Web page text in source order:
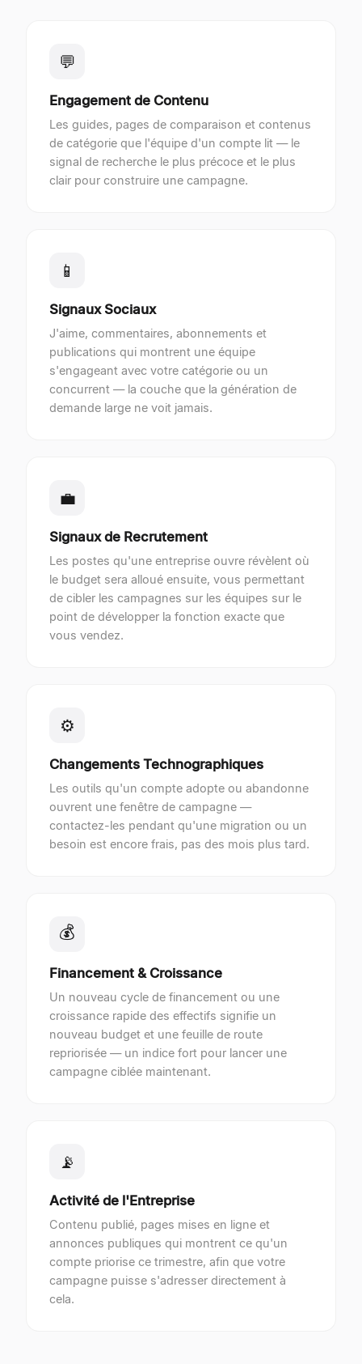
💬
Engagement de Contenu
Les guides, pages de comparaison et contenus
de catégorie que l'équipe d'un compte lit — le
signal de recherche le plus précoce et le plus
clair pour construire une campagne.
📱
Signaux Sociaux
J'aime, commentaires, abonnements et
publications qui montrent une équipe
s'engageant avec votre catégorie ou un
concurrent — la couche que la génération de
demande large ne voit jamais.
💼
Signaux de Recrutement
Les postes qu'une entreprise ouvre révèlent où
le budget sera alloué ensuite, vous permettant
de cibler les campagnes sur les équipes sur le
point de développer la fonction exacte que
vous vendez.
⚙
Changements Technographiques
Les outils qu'un compte adopte ou abandonne
ouvrent une fenêtre de campagne —
contactez-les pendant qu'une migration ou un
besoin est encore frais, pas des mois plus tard.
💰
Financement & Croissance
Un nouveau cycle de financement ou une
croissance rapide des effectifs signifie un
nouveau budget et une feuille de route
repriorisée — un indice fort pour lancer une
campagne ciblée maintenant.
📡
Activité de l'Entreprise
Contenu publié, pages mises en ligne et
annonces publiques qui montrent ce qu'un
compte priorise ce trimestre, afin que votre
campagne puisse s'adresser directement à
cela.